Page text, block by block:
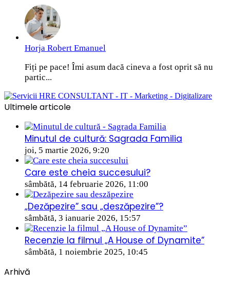
Horja Robert Emanuel
Fiți pe pace! Îmi asum dacă cineva a fost oprit să nu
partic...
Ultimele articole
Minutul de cultură: Sagrada Familia
joi, 5 martie 2026, 9:20
Care este cheia succesului?
sâmbătă, 14 februarie 2026, 11:00
„Dezăpezire” sau „deszăpezire”?
sâmbătă, 3 ianuarie 2026, 15:57
Recenzie la filmul „A House of Dynamite”
sâmbătă, 1 noiembrie 2025, 10:45
Arhivă